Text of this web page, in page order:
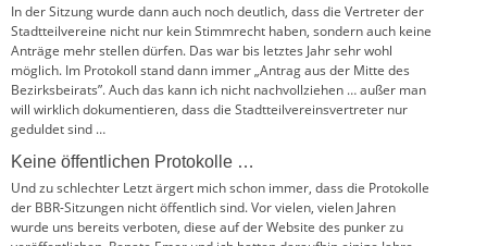
In der Sitzung wurde dann auch noch deutlich, dass die Vertreter der
Stadtteilvereine nicht nur kein Stimmrecht haben, sondern auch keine
Anträge mehr stellen dürfen. Das war bis letztes Jahr sehr wohl
möglich. Im Protokoll stand dann immer „Antrag aus der Mitte des
Bezirksbeirats”. Auch das kann ich nicht nachvollziehen … außer man
will wirklich dokumentieren, dass die Stadtteilvereinsvertreter nur
geduldet sind …
Keine öffentlichen Protokolle …
Und zu schlechter Letzt ärgert mich schon immer, dass die Protokolle
der BBR-Sitzungen nicht öffentlich sind. Vor vielen, vielen Jahren
wurde uns bereits verboten, diese auf der Website des punker zu